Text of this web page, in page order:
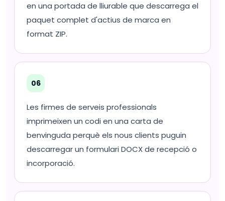
en una portada de lliurable que descarrega el
paquet complet d'actius de marca en
format ZIP.
06
Les firmes de serveis professionals
imprimeixen un codi en una carta de
benvinguda perquè els nous clients puguin
descarregar un formulari DOCX de recepció o
incorporació.